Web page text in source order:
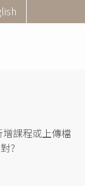
課程或上傳檔
?